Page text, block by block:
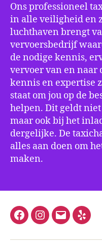
Ons professioneel
in alle veiligheid en
luchthaven brengt
vervoersbedrijf
de nodige kennis,
vervoer van en naar
kennis en expertise
staat om jou op de
helpen. Dit geldt
maar ook bij het
dergelijke. De
alles aan doen om
maken.
FacebookInstagram
E-
Yelp